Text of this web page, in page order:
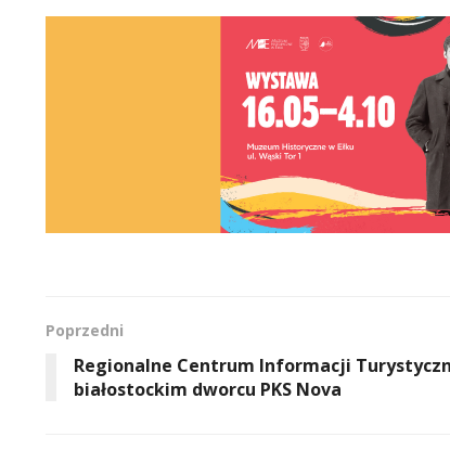
Poprzedni
Regionalne Centrum Informacji
białostockim dworcu PKS Nova